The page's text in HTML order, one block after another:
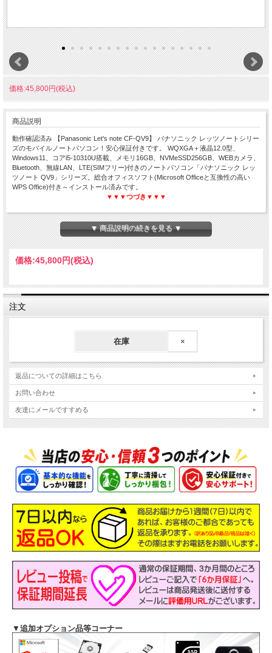
価格:45,800円(税込)
商品説明
動作確認済み 【Panasonic Let's note CF-QV9】 パナソニック レッツノートシリー
ズのモバイルノートパソコン！安心保証付きです。 WQXGA＋液晶12.0型、
Windows11、コアi5-10310U搭載、メモリ16GB、NVMeSSD256GB、WEBカメラ、
Bluetooth、無線LAN、LTE(SIMフリー)付きのノートパソコン「パナソニック レッ
ツノート QV9」シリーズ。総合オフィスソフト(Microsoft Officeと互換性の高い
WPS Office)付き～インストール済みです。
▼▼▼つづき▼▼▼
動作チェック済み＆クリーニング済み＆安心保証付き
Windows11☆高速静音SSD☆WPS Office搭載
届いてすぐ使える☆中古ノートパソコン
Panasonic Let's note CF-QV9
▼ 商品説明の続きを見る ▼
価格:45,800円(税込)
注文
在庫 ×
返品についての詳細はこちら
お問い合わせ
友達にメールですすめる
▼ 追加オプション品等コーナー